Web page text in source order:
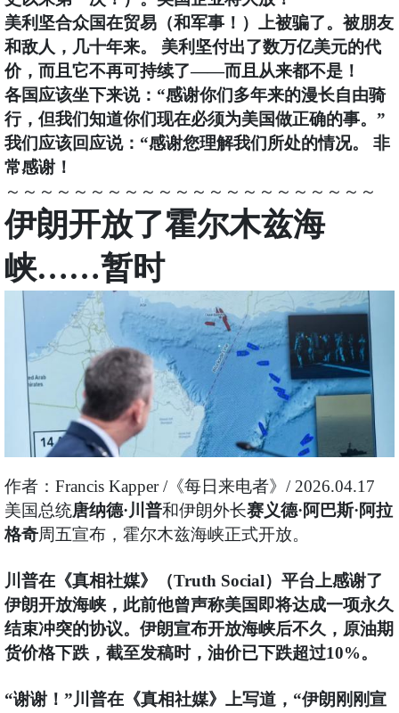
美利坚合众国在贸易（和军事！）上被骗了。被朋友
和敌人，几十年来。 美利坚付出了数万亿美元的代
价，而且它不再可持续了——而且从来都不是！
各国应该坐下来说：“感谢你们多年来的漫长自由骑
行，但我们知道你们现在必须为美国做正确的事。”
我们应该回应说：“感谢您理解我们所处的情况。 非
常感谢！
～～～～～～～～～～～～～～～～～～～～～～
伊朗开放了霍尔木兹海
峡……暂时
作者：Francis Kapper /《每日来电者》/ 2026.04.17
美国总统唐纳德·川普和伊朗外长赛义德·阿巴斯·阿拉
格奇周五宣布，霍尔木兹海峡正式开放。
川普在《真相社媒》（Truth Social）平台上感谢了
伊朗开放海峡，此前他曾声称美国即将达成一项永久
结束冲突的协议。伊朗宣布开放海峡后不久，原油期
货价格下跌，截至发稿时，油价已下跌超过10%。
“谢谢！”川普在《真相社媒》上写道，“伊朗刚刚宣